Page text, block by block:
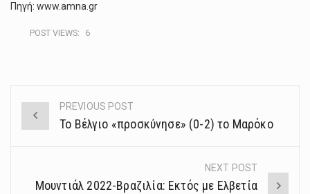
Πηγή: www.amna.gr
POST VIEWS: 6
Post
navigation
PREVIOUS POST
Το Βέλγιο «προσκύνησε» (0-2) το Μαρόκο
NEXT POST
Μουντιάλ 2022-Βραζιλία: Εκτός με Ελβετία